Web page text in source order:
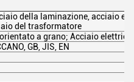
della laminazione, acciaio
del trasformatore
a grano; Acciaio
GB, JIS, EN